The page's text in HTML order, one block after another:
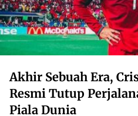
Akhir Sebuah Era,
Resmi Tutup
Piala Dunia